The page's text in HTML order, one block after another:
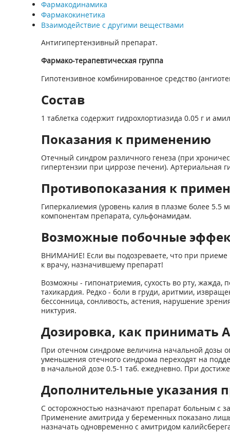
Фармакодинамика
Фармакокинетика
Взаимодействие с другими веществами
Антигипертензивный препарат.
Фармако-терапевтическая группа
Гипотензивное комбинированное средство
Состав
1 таблетка содержит гидрохлортиазида 0.05 г и
Показания к применению
Отечный синдром различного генеза (при
гипертензии при циррозе печени). Артериальная
Противопоказания к
Гиперкалиемия (уровень калия в плазме более 5.5
компонентам препарата, сульфонамидам.
Возможные побочные
ВНИМАНИЕ! Если вы подозреваете, что при приеме
к врачу, назначившему препарат!
Возможны - гипонатриемия, сухость во рту,
тахикардия. Редко - боли в груди, аритмии,
бессонница, сонливость, астения, нарушение
никтурия.
Дозировка, как принимать
При отечном синдроме величина начальной дозы
уменьшения отечного синдрома переходят на
в начальной дозе 0.5-1 таб. ежедневно. При
Дополнительные указания
С осторожностью назначают препарат больным с
Применение амитрида у беременных показано
назначать одновременно с амитридом